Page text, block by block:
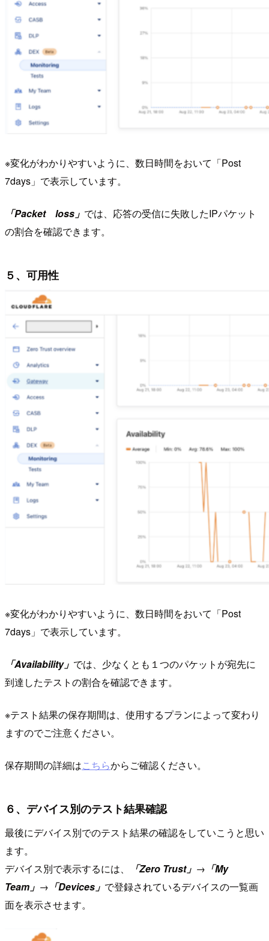
※変化がわかりやすいように、数日時間をおいて「Post
7days」で表示しています。
「Packet loss」 では、応答の受信に失敗したIPパケット
の割合を確認できます。
５、可用性
※変化がわかりやすいように、数日時間をおいて「Post
7days」で表示しています。
「Availability」 では、少なくとも１つのパケットが宛先に
到達したテストの割合を確認できます。
※テスト結果の保存期間は、使用するプランによって変わり
ますのでご注意ください。
保存期間の詳細はこちらからご確認ください。
６、デバイス別のテスト結果確認
最後にデバイス別でのテスト結果の確認をしていこうと思い
ます。
デバイス別で表示するには、
「Zero Trust」 → 「My
Team」 → 「Devices」 で登録されているデバイスの一覧画
面を表示させます。